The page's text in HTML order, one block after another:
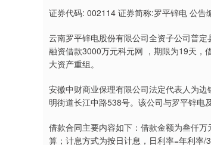
证券代码: 002114 证券简称:罗平锌电 公告
云南罗平锌电股份有限公司全资子公司普
融资借款3000万元科元网 ，期限为19天，
大资产重组。
安徽中财商业保理有限公司法定代表人为
明街道长江中路538号。该公司与罗平锌电
借款合同主要内容如下：借款金额为叁仟
算；计息方式为按日计息，日利率=年利率/